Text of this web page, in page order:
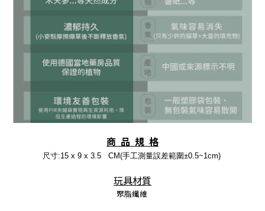
商 品 規 格
尺寸:15 x 9 x 3.5 CM(手工測量誤差範圍±0.5~1cm)
玩具材質
聚脂纖維